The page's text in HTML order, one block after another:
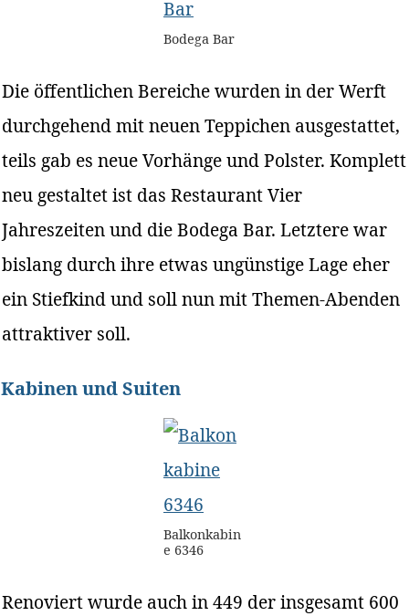
Bodega Bar
Die öffentlichen Bereiche wurden in der Werft
durchgehend mit neuen Teppichen ausgestattet,
teils gab es neue Vorhänge und Polster. Komplett
neu gestaltet ist das Restaurant Vier
Jahreszeiten und die Bodega Bar. Letztere war
bislang durch ihre etwas ungünstige Lage eher
ein Stiefkind und soll nun mit Themen-Abenden
attraktiver soll.
Kabinen und Suiten
Balkonkabin
e 6346
Renoviert wurde auch in 449 der insgesamt 600